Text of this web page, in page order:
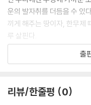
운의 발자취를 더듬을 수 있
끼게 해주는 땅이자, 한무제
루 살핀다.
‘2장 신장에서’는 다시 톈
중국이 20세기 후반 자력갱
출
리뷰/한줄평 0